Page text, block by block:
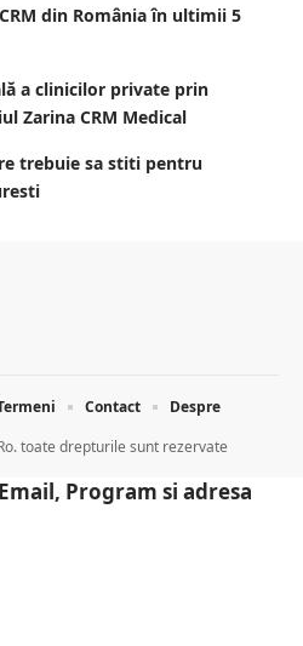
din România în ultimii 5
a clinicilor private prin
Zarina CRM Medical
trebuie sa stiti pentru
toate drepturile sunt rezervate
Contact Despre
Program si adresa